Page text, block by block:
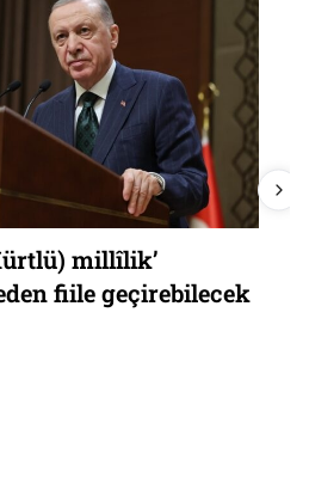
millîlik’
fiile geçirebilecek